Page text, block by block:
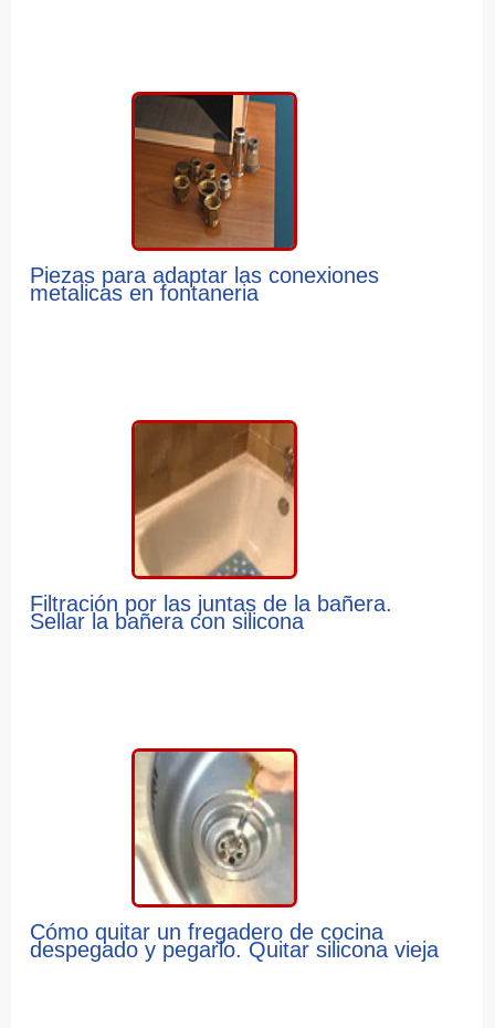
Piezas para adaptar las conexiones
metalicas en fontaneria
Filtración por las juntas de la bañera.
Sellar la bañera con silicona
Cómo quitar un fregadero de cocina
despegado y pegarlo. Quitar silicona vieja